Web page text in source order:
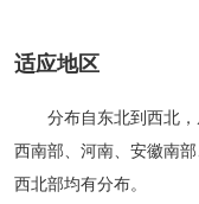
适应地区
分布自东北到西北
西南部、河南、安徽南
西北部均有分布。